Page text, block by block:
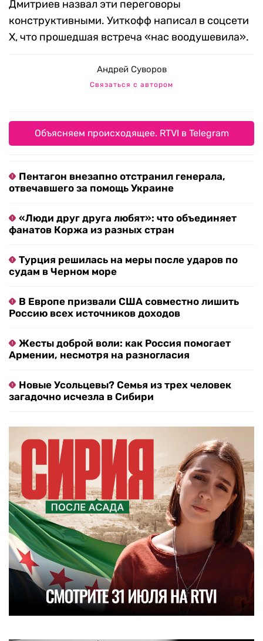
Дмитриев назвал эти переговоры
конструктивными. Уиткофф написал в соцсети
X, что прошедшая встреча «нас воодушевила».
Андрей Суворов
Связаться с автором
Объясняем происходящее. RTVI в Telegram
Пентагон внезапно отстранил генерала,
отвечавшего за помощь Украине
«Люди друг друга любят»: что объединяет
фанатов Коржа из разных стран
Турция решилась на меры после ударов по
судам в Черном море
В Европе призвали США совместно лишить
Россию всех источников доходов
Жесты доброй воли: как Россия помогает
Армении, несмотря на разногласия
Новые Усольцевы? Семья из трех человек
загадочно исчезла в Сибири